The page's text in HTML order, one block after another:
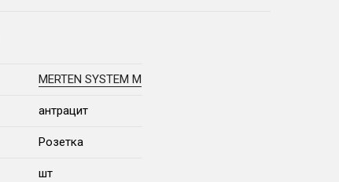
MERTEN SYSTEM M
антрацит
Розетка
шт